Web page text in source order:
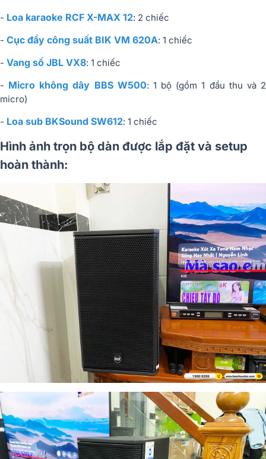
- Loa karaoke RCF X-MAX 12: 2 chiếc
- Cục đẩy công suất BIK VM 620A: 1 chiếc
- Vang số JBL VX8: 1 chiếc
- Micro không dây BBS W500: 1 bộ (gồm 1 đầu thu và 2
micro)
- Loa sub BKSound SW612: 1 chiếc
Hình ảnh trọn bộ dàn được lắp đặt và setup
hoàn thành: